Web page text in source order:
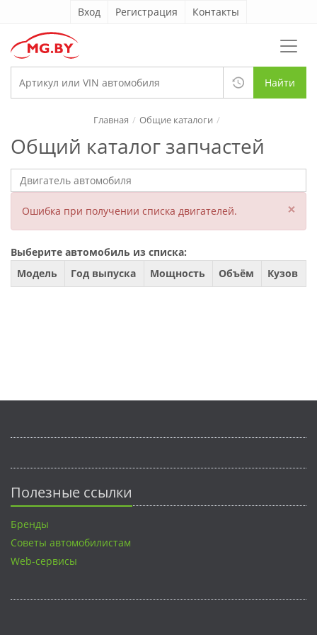
Вход Регистрация Контакты
Найти
Общий каталог запчастей
Главная Общие каталоги
Ошибка при получении списка двигателей. ×
Выберите автомобиль из списка:
Модель
Год выпуска Мощность Объём Кузов
Полезные ссылки
Бренды
Советы автомобилистам
Web-сервисы